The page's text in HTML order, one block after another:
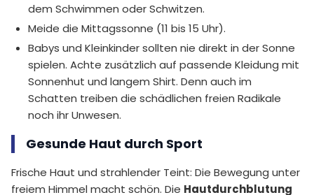
dem Schwimmen oder Schwitzen.
Meide die Mittagssonne (11 bis 15 Uhr).
Babys und Kleinkinder sollten nie direkt in der Sonne
spielen. Achte zusätzlich auf passende Kleidung mit
Sonnenhut und langem Shirt. Denn auch im
Schatten treiben die schädlichen freien Radikale
noch ihr Unwesen.
Gesunde Haut durch Sport
Frische Haut und strahlender Teint: Die Bewegung unter
freiem Himmel macht schön. Die Hautdurchblutung